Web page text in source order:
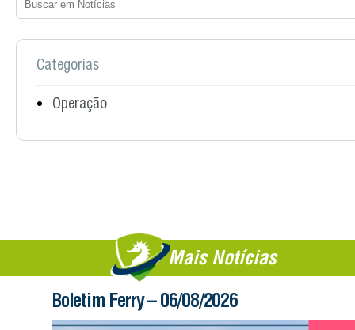
Categorias
Operação
Mais Notícias
Boletim Ferry – 06/08/2026